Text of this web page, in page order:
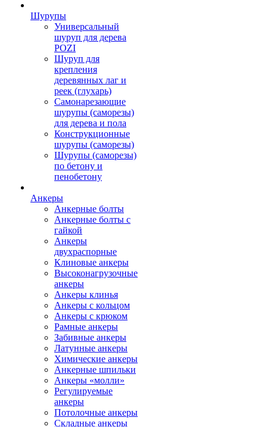
Шурупы
Универсальный
шуруп для дерева
POZI
Шуруп для
крепления
деревянных лаг и
реек (глухарь)
Самонарезающие
шурупы (саморезы)
для дерева и пола
Конструкционные
шурупы (саморезы)
Шурупы (саморезы)
по бетону и
пенобетону
Анкеры
Анкерные болты
Анкерные болты с
гайкой
Анкеры
двухраспорные
Клиновые анкеры
Высоконагрузочные
анкеры
Анкеры клинья
Анкеры с кольцом
Анкеры с крюком
Рамные анкеры
Забивные анкеры
Латунные анкеры
Химические анкеры
Анкерные шпильки
Анкеры «молли»
Регулируемые
анкеры
Потолочные анкеры
Складные анкеры